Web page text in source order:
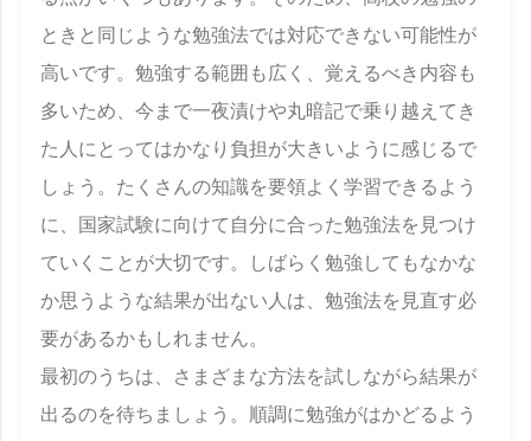
ときと同じような勉強法では対応できない可能性が
高いです。勉強する範囲も広く、覚えるべき内容も
多いため、今まで一夜漬けや丸暗記で乗り越えてき
た人にとってはかなり負担が大きいように感じるで
しょう。たくさんの知識を要領よく学習できるよう
に、国家試験に向けて自分に合った勉強法を見つけ
ていくことが大切です。しばらく勉強してもなかな
か思うような結果が出ない人は、勉強法を見直す必
要があるかもしれません。
最初のうちは、さまざまな方法を試しながら結果が
出るのを待ちましょう。順調に勉強がはかどるよう